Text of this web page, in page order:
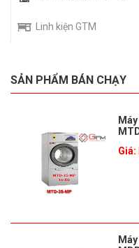
Linh kiện GTM
SẢN PHẨM BÁN CHẠY
Giá: